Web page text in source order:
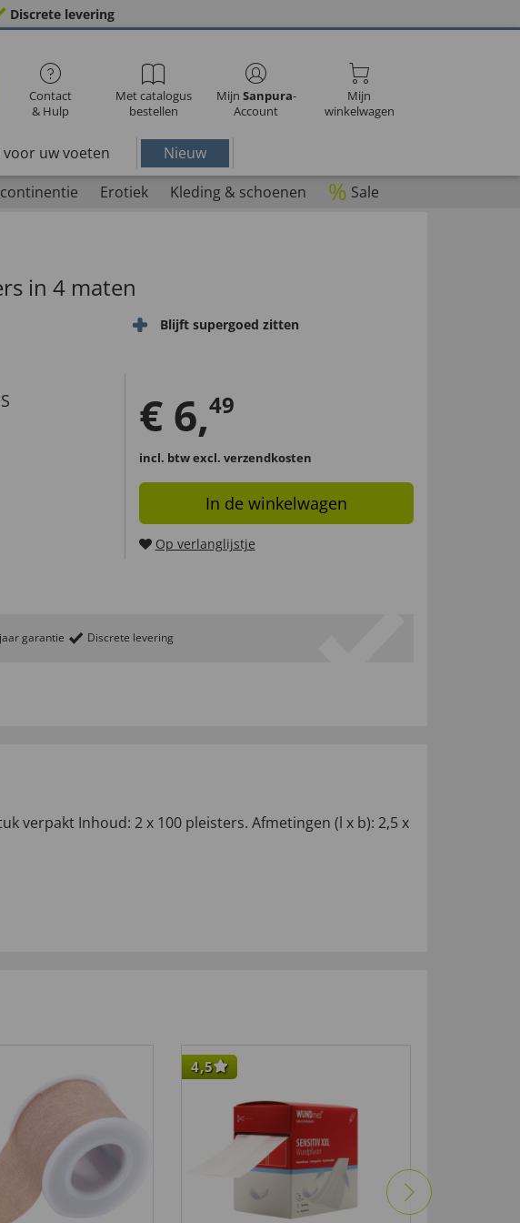
Discrete levering
Contact
& Hulp
Met catalogus
bestellen
Mijn Sanpura-
Account
Mijn
winkelwagen
voor uw voeten
Nieuw
Erotiek Kleding & schoenen % Sale
in 4 maten
Blijft supergoed zitten
€ 6,49
incl. btwexcl. verzendkosten
In de winkelwagen
Op verlanglijstje
garantie Discrete levering
verpakt Inhoud: 2 x 100 pleisters. Afmetingen (l x b): 2,5 x
4,5